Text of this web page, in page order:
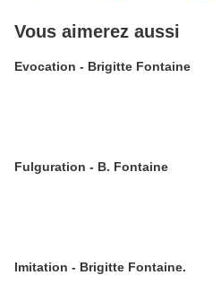
Vous aimerez aussi
Evocation - Brigitte Fontaine
Fulguration - B. Fontaine
Imitation - Brigitte Fontaine.